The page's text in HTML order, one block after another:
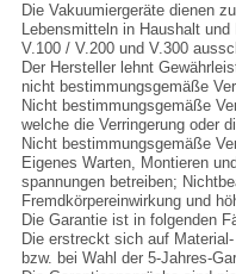
Die Vakuumiergeräte dienen
Lebensmitteln in Haushalt
V.100 / V.200 und V.300
Der Hersteller lehnt
nicht bestimmungsgemäße
Nicht bestimmungsgemäße
welche die Verringerung oder
Nicht bestimmungsgemäße
Eigenes Warten, Montieren
spannungen betreiben;
Fremdkörpereinwirkung und
Die Garantie ist in folgenden
Die erstreckt sich auf
bzw. bei Wahl der 5-Jahres-